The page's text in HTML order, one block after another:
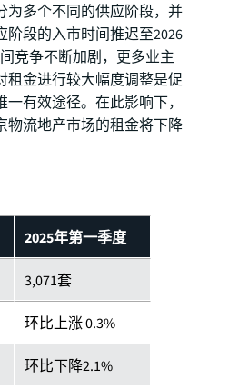
为多个不同的供应阶段，并
阶段的入市时间推迟至2026
竞争不断加剧，更多业主
租金进行较大幅度调整是促
有效途径。在此影响下，
物流地产市场的租金将下降
2025年第一季度
3,071套
环比上涨 0.3%
环比下降2.1%